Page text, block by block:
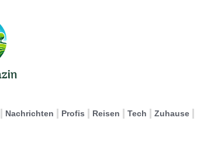
Nachrichten Profis Reisen Tech Zuhause